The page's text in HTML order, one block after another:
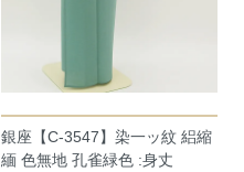
銀座【C-3547】染一ッ紋 絽縮
緬 色無地 孔雀緑色 :身丈